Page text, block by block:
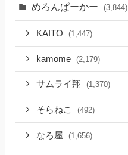
めろんぱーかー (3,844)
KAITO (1,447)
kamome (2,179)
サムライ翔 (1,370)
そらねこ (492)
なろ屋 (1,656)